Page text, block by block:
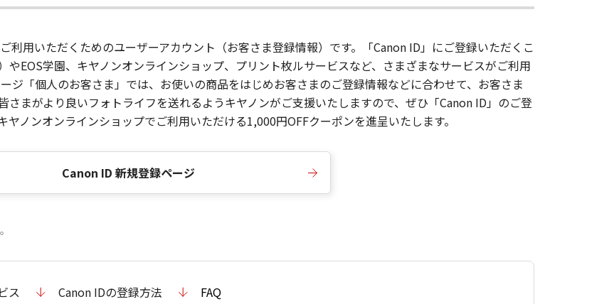
利用いただくためのユーザーアカウント（お客さま登録情報）です。「Canon ID」にご登録いただくこ
やEOS学園、キヤノンオンラインショップ、プリント枚ルサービスなど、さまざまなサービスがご利用
ジ「個人のお客さま」では、お使いの商品をはじめお客さまのご登録情報などに合わせて、お客さま
さまがより良いフォトライフを送れるようキヤノンがご支援いたしますので、ぜひ「Canon ID」のご登
ノンオンラインショップでご利用いただける1,000円OFFクーポンを進呈いたします。
Canon ID 新規登録ページ
ス Canon IDの登録方法 FAQ